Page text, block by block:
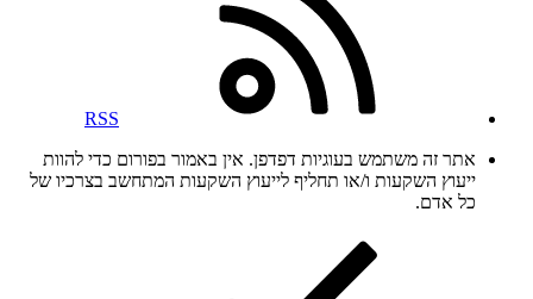
RSS
אתר זה משתמש בעוגיות דפדפן. אין באמור בפורום כדי להוות
ייעוץ השקעות ו/או תחליף לייעוץ השקעות המתחשב בצרכיו של
כל אדם.